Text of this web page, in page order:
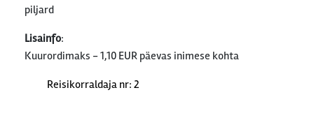
piljard
Lisainfo:
Kuurordimaks - 1,10 EUR päevas inimese kohta
Reisikorraldaja nr: 2